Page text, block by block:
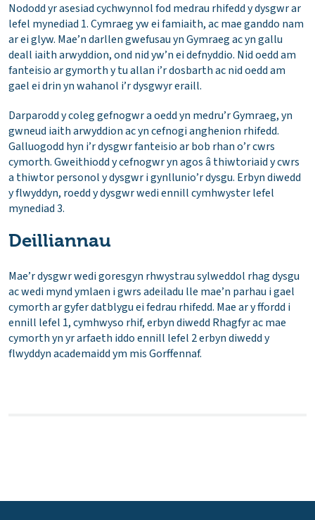
Nododd yr asesiad cychwynnol fod medrau rhifedd y dysgwr ar
lefel mynediad 1. Cymraeg yw ei famiaith, ac mae ganddo nam
ar ei glyw. Mae’n darllen gwefusau yn Gymraeg ac yn gallu
deall iaith arwyddion, ond nid yw’n ei defnyddio. Nid oedd am
fanteisio ar gymorth y tu allan i’r dosbarth ac nid oedd am
gael ei drin yn wahanol i’r dysgwyr eraill.
Darparodd y coleg gefnogwr a oedd yn medru’r Gymraeg, yn
gwneud iaith arwyddion ac yn cefnogi anghenion rhifedd.
Galluogodd hyn i’r dysgwr fanteisio ar bob rhan o’r cwrs
cymorth. Gweithiodd y cefnogwr yn agos â thiwtoriaid y cwrs
a thiwtor personol y dysgwr i gynllunio’r dysgu. Erbyn diwedd
y flwyddyn, roedd y dysgwr wedi ennill cymhwyster lefel
mynediad 3.
Deilliannau
Mae’r dysgwr wedi goresgyn rhwystrau sylweddol rhag dysgu
ac wedi mynd ymlaen i gwrs adeiladu lle mae’n parhau i gael
cymorth ar gyfer datblygu ei fedrau rhifedd. Mae ar y ffordd i
ennill lefel 1, cymhwyso rhif, erbyn diwedd Rhagfyr ac mae
cymorth yn yr arfaeth iddo ennill lefel 2 erbyn diwedd y
flwyddyn academaidd ym mis Gorffennaf.